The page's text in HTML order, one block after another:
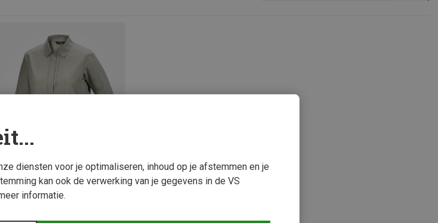
diensten voor je optimaliseren, inhoud op je afstemmen en je
kan ook de verwerking van je gegevens in de VS
informatie.